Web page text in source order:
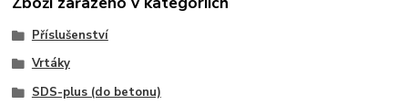
Příslušenství
Vrtáky
SDS-plus (do betonu)